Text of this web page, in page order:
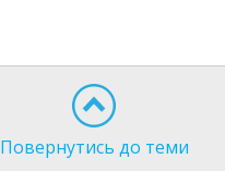
Повернутись до теми